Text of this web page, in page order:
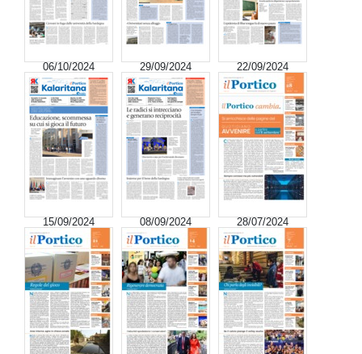
06/10/2024 29/09/2024 22/09/2024
15/09/2024 08/09/2024 28/07/2024